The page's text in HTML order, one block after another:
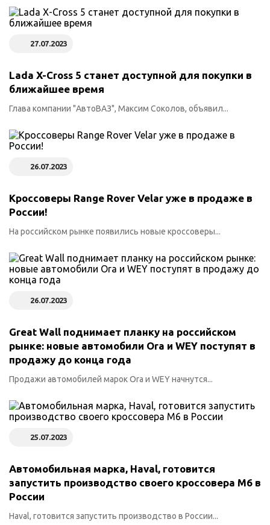
27.07.2023
Lada X-Cross 5 станет доступной для покупки в
ближайшее время
Глава компании "АвтоВАЗ", Максим Соколов, объявил...
26.07.2023
Кроссоверы Range Rover Velar уже в продаже в
России!
На российском рынке появились новые кроссоверы...
26.07.2023
Great Wall поднимает планку на российском
рынке: новые автомобили Ora и WEY поступят в
продажу до конца года
Продажи автомобилей марок Ora и WEY начнутся...
25.07.2023
Автомобильная марка, Haval, готовится
запустить производство своего кроссовера M6 в
России
Haval, готовится запустить производство в России...